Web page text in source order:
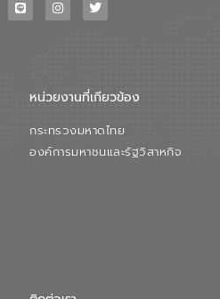
ขณะที่ นายบดินทร์ อุดล กรรมการผู้อำนวย
สมดุลทางเศรษฐกิจและสิ่งแวดล้อมได้อย่าง
ภาคเอกชนในครั้งนี้ นับเป็นก้าวสำคัญของ
องค์การจัดการน้ำเสีย (อจน.) ในการร่วมวาง
หน่วยงานที่เกียวข้อง
กระทรวงมหาดไทย
องค์การมหาชนและรัฐวิสาหกิจ